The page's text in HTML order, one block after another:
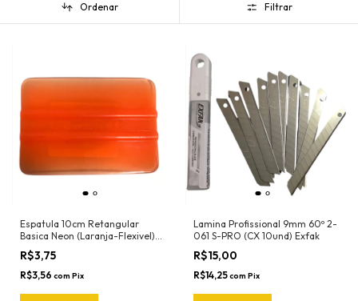
Ordenar Filtrar
Espatula 10cm Retangular
Basica Neon (Laranja-Flexivel)
3030LN Ronek
R$3,75
R$3,56 com Pix
Lamina Profissional 9mm 60º 2-
061 S-PRO (CX 10und) Exfak
R$15,00
R$14,25com Pix